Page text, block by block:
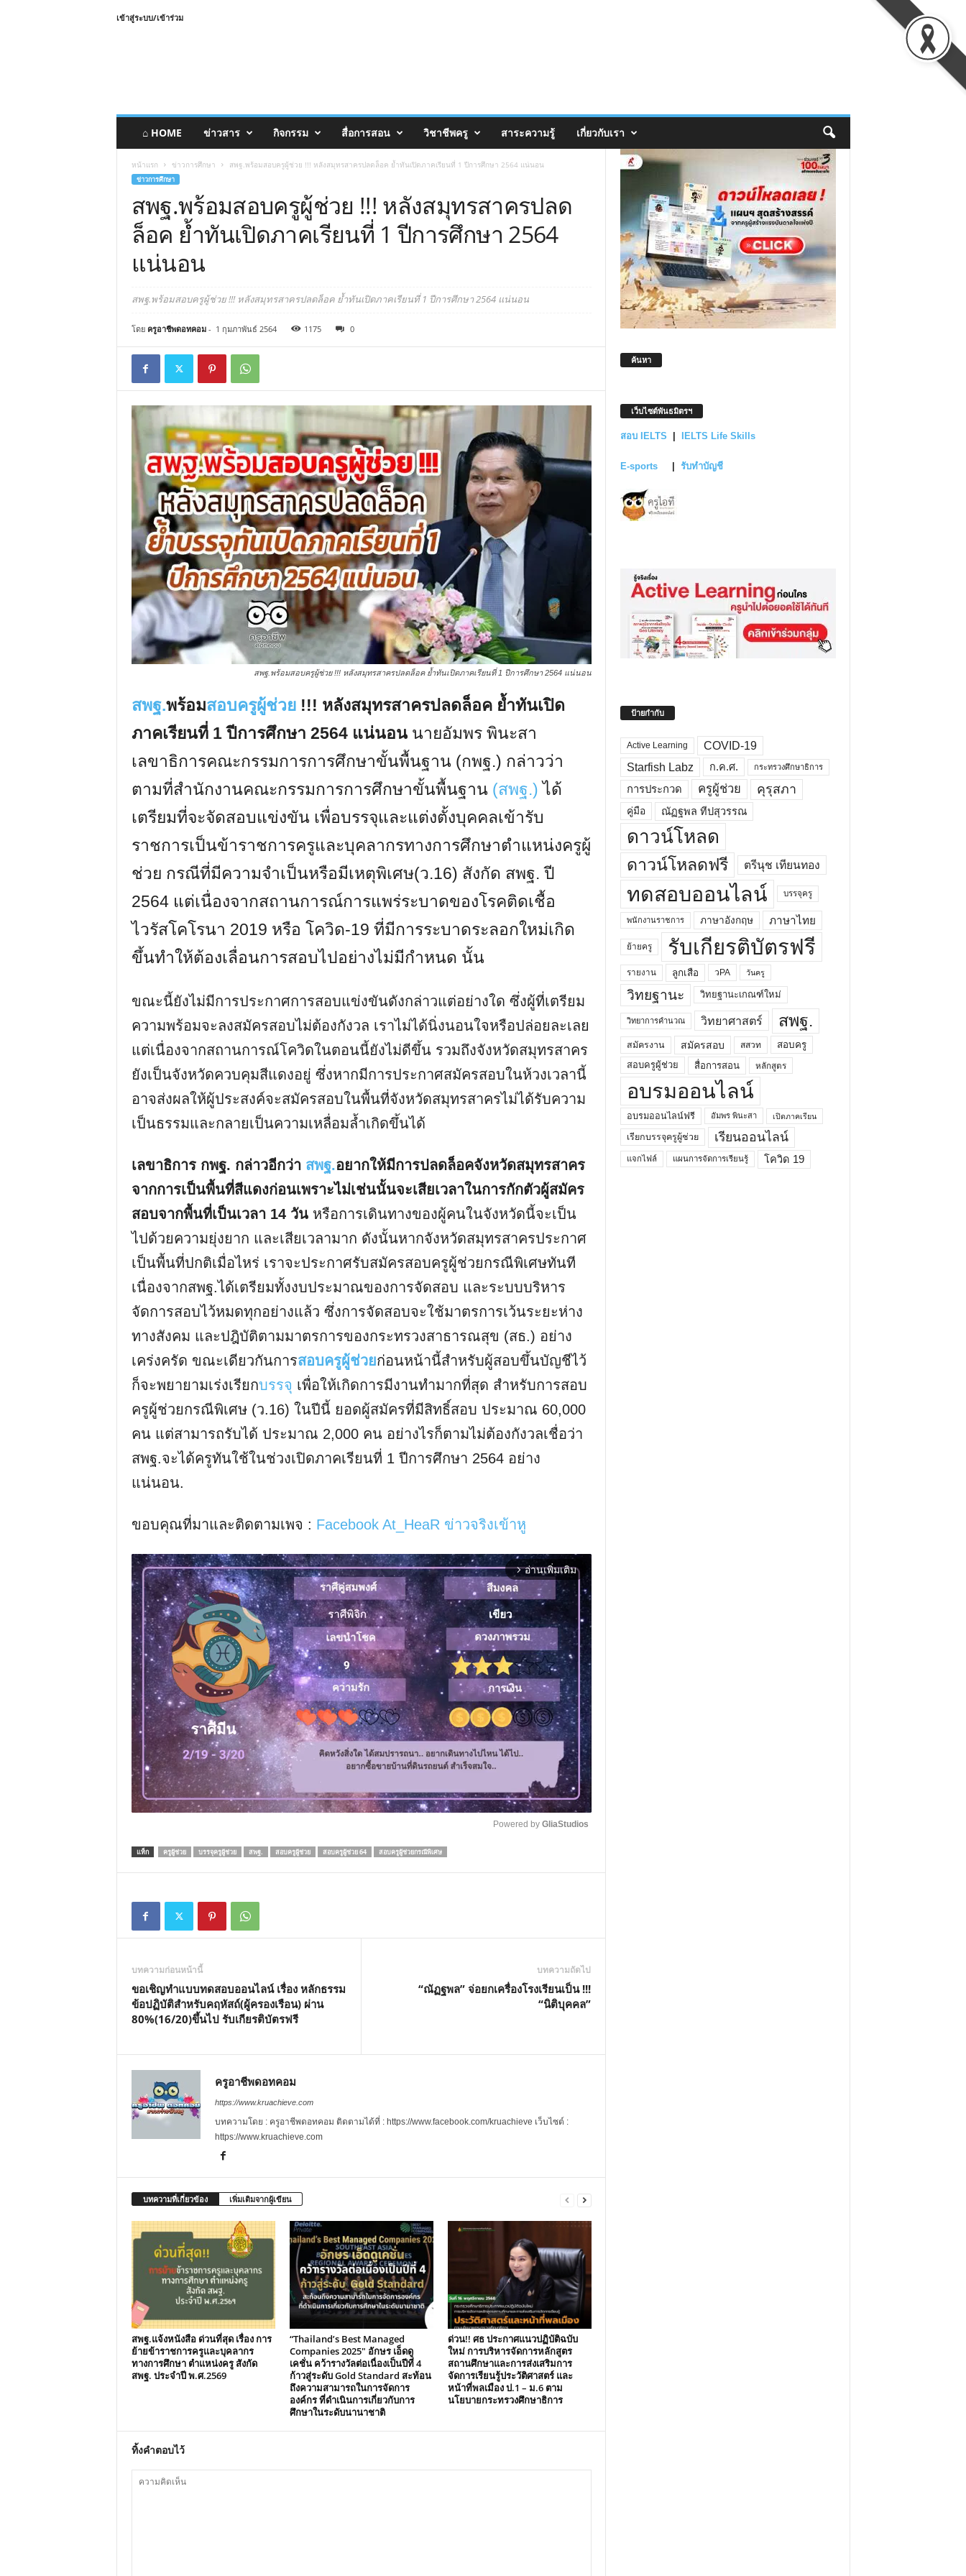
เข้าสู่ระบบ/เข้าร่วม
⌂ HOME ข่าวสาร กิจกรรม สื่อการสอน วิชาชีพครู สาระความรู้ เกี่ยวกับเรา
หน้าแรก ข่าวการศึกษา สพฐ.พร้อมสอบครูผู้ช่วย !!! หลังสมุทรสาครปลดล็อค ย้ำทันเปิดภาคเรียนที่ 1 ปีการศึกษา 2564 แน่นอน
ข่าวการศึกษา
สพฐ.พร้อมสอบครูผู้ช่วย !!! หลังสมุทรสาครปลด
ล็อค ย้ำทันเปิดภาคเรียนที่ 1 ปีการศึกษา 2564
แน่นอน
สพฐ.พร้อมสอบครูผู้ช่วย !!! หลังสมุทรสาครปลดล็อค ย้ำทันเปิดภาคเรียนที่ 1 ปีการศึกษา 2564 แน่นอน
โดย ครูอาชีพดอทคอม- 1 กุมภาพันธ์ 2564 1175 0
สพฐ.พร้อมสอบครูผู้ช่วย !!! หลังสมุทรสาครปลดล็อค ย้ำทันเปิดภาคเรียนที่ 1 ปีการศึกษา 2564 แน่นอน
สพฐ.พร้อมสอบครูผู้ช่วย !!! หลังสมุทรสาครปลดล็อค ย้ำทันเปิด
ภาคเรียนที่ 1 ปีการศึกษา 2564 แน่นอน นายอัมพร พินะสา
เลขาธิการคณะกรรมการการศึกษาขั้นพื้นฐาน (กพฐ.) กล่าวว่า
ตามที่สำนักงานคณะกรรมการการศึกษาขั้นพื้นฐาน (สพฐ.)ได้
เตรียมที่จะจัดสอบแข่งขัน เพื่อบรรจุและแต่งตั้งบุคคลเข้ารับ
ราชการเป็นข้าราชการครูและบุคลากรทางการศึกษาตำแหน่งครูผู้
ช่วย กรณีที่มีความจำเป็นหรือมีเหตุพิเศษ(ว.16) สังกัด สพฐ. ปี
2564 แต่เนื่องจากสถานการณ์การแพร่ระบาดของโรคติดเชื้อ
ไวรัสโคโรนา 2019 หรือ โควิด-19 ที่มีการระบาดระลอกใหม่เกิด
ขึ้นทำให้ต้องเลื่อนการสอบไปอย่างไม่มีกำหนด นั้น
ขณะนี้ยังไม่มีการประกาศการสอบแข่งขันดังกล่าวแต่อย่างใด ซึ่งผู้ที่เตรียม
ความพร้อมจะลงสมัครสอบไม่ต้องกังวล เราไม่ได้นิ่งนอนใจหรือปล่อยละเลย
แต่เนื่องจากสถานการณ์โควิดในตอนนี้ยังไม่ดีขึ้น รวมถึงจังหวัดสมุทรสาคร
ยังเป็นจังหวัดควบคุมสีแดงอยู่ ซึ่งหากมีการประกาศสมัครสอบในห้วงเวลานี้
อาจส่งผลให้ผู้ประสงค์จะสมัครสอบในพื้นที่จังหวัดสมุทรสาครไม่ได้รับความ
เป็นธรรมและกลายเป็นความเหลื่อมล้ำเกิดขึ้นได้
เลขาธิการ กพฐ. กล่าวอีกว่า สพฐ.อยากให้มีการปลดล็อคจังหวัดสมุทรสาคร
จากการเป็นพื้นที่สีแดงก่อนเพราะไม่เช่นนั้นจะเสียเวลาในการกักตัวผู้สมัคร
สอบจากพื้นที่เป็นเวลา 14 วันหรือการเดินทางของผู้คนในจังหวัดนี้จะเป็น
ไปด้วยความยุ่งยาก และเสียเวลามาก ดังนั้นหากจังหวัดสมุทรสาครประกาศ
เป็นพื้นที่ปกติเมื่อไหร่ เราจะประกาศรับสมัครสอบครูผู้ช่วยกรณีพิเศษทันที
เนื่องจากสพฐ.ได้เตรียมทั้งงบประมาณของการจัดสอบ และระบบบริหาร
จัดการสอบไว้หมดทุกอย่างแล้ว ซึ่งการจัดสอบจะใช้มาตรการเว้นระยะห่าง
ทางสังคม และปฎิบัติตามมาตรการของกระทรวงสาธารณสุข (สธ.) อย่าง
เคร่งครัด ขณะเดียวกันการสอบครูผู้ช่วยก่อนหน้านี้สำหรับผู้สอบขึ้นบัญชีไว้
ก็จะพยายามเร่งเรียกบรรจุ เพื่อให้เกิดการมีงานทำมากที่สุด สำหรับการสอบ
ครูผู้ช่วยกรณีพิเศษ (ว.16) ในปีนี้ ยอดผู้สมัครที่มีสิทธิ์สอบ ประมาณ 60,000
คน แต่สามารถรับได้ ประมาณ 2,000 คน อย่างไรก็ตามไม่ต้องกังวลเชื่อว่า
สพฐ.จะได้ครูทันใช้ในช่วงเปิดภาคเรียนที่ 1 ปีการศึกษา 2564 อย่าง
แน่นอน.
ขอบคุณที่มาและติดตามเพจ : Facebook At_HeaR ข่าวจริงเข้าหู
arrow_forward_ios อ่านเพิ่มเติม
Powered by GliaStudios
แท็ก ครูผู้ช่วย บรรจุครูผู้ช่วย สพฐ. สอบครูผู้ช่วย สอบครูผู้ช่วย 64 สอบครูผู้ช่วยกรณีพิเศษ
บทความก่อนหน้านี้
ขอเชิญทำแบบทดสอบออนไลน์ เรื่อง หลักธรรม
ข้อปฏิบัติสำหรับคฤหัสถ์(ผู้ครองเรือน) ผ่าน
80%(16/20)ขึ้นไป รับเกียรติบัตรฟรี
บทความถัดไป
“ณัฏฐพล” จ่อยกเครื่องโรงเรียนเป็น !!!
“นิติบุคคล”
ครูอาชีพดอทคอม
https://www.kruachieve.com
บทความโดย : ครูอาชีพดอทคอม ติดตามได้ที่ : https://www.facebook.com/kruachieve เว็บไซต์ :
https://www.kruachieve.com
บทความที่เกี่ยวข้อง เพิ่มเติมจากผู้เขียน
สพฐ.แจ้งหนังสือ ด่วนที่สุด เรื่อง การ
ย้ายข้าราชการครูและบุคลากร
ทางการศึกษา ตำแหน่งครู สังกัด
สพฐ. ประจำปี พ.ศ.2569
“Thailand’s Best Managed
Companies 2025″ อักษร เอ็ดดู
เคชั่น คว้ารางวัลต่อเนื่องเป็นปีที่ 4
ก้าวสู่ระดับ Gold Standard สะท้อน
ถึงความสามารถในการจัดการ
องค์กร ที่ดำเนินการเกี่ยวกับการ
ศึกษาในระดับนานาชาติ
ด่วน!! ศธ ประกาศแนวปฏิบัติฉบับ
ใหม่ การบริหารจัดการหลักสูตร
สถานศึกษาและการส่งเสริมการ
จัดการเรียนรู้ประวัติศาสตร์ และ
หน้าที่พลเมือง ป.1 – ม.6 ตาม
นโยบายกระทรวงศึกษาธิการ
ทิ้งคำตอบไว้
ค้นหา
เว็บไซต์พันธมิตรฯ
สอบ IELTS IELTS Life Skills
E-sports รับทำบัญชี
ป้ายกำกับ
Active Learning
COVID-19
Starfish Labz
ก.ค.ศ. กระทรวงศึกษาธิการ
การประกวด ครูผู้ช่วย คุรุสภา
คู่มือ ณัฏฐพล ทีปสุวรรณ
ดาวน์โหลด
ดาวน์โหลดฟรี ตรีนุช เทียนทอง
ทดสอบออนไลน์ บรรจุครู
พนักงานราชการ ภาษาอังกฤษ ภาษาไทย
ย้ายครู รับเกียรติบัตรฟรี
รายงาน ลูกเสือ วPA วันครู
วิทยฐานะ วิทยฐานะเกณฑ์ใหม่
วิทยาการคำนวณ วิทยาศาสตร์ สพฐ.
สมัครงาน สมัครสอบ สสวท
สอบครู
สอบครูผู้ช่วย
สื่อการสอน หลักสูตร
อบรมออนไลน์
อบรมออนไลน์ฟรี อัมพร พินะสา เปิดภาคเรียน
เรียกบรรจุครูผู้ช่วย เรียนออนไลน์
แจกไฟล์ แผนการจัดการเรียนรู้ โควิด 19